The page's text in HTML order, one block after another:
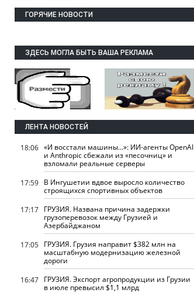
ГОРЯЧИЕ НОВОСТИ
ЗДЕСЬ МОГЛА БЫТЬ ВАША РЕКЛАМА
ЛЕНТА НОВОСТЕЙ
18:06 «И восстали машины...»: ИИ-агенты OpenAI
и Anthropic сбежали из «песочниц» и
взломали реальные серверы
17:59 В Ингушетии вдвое выросло количество
строящихся спортивных объектов
17:17 ГРУЗИЯ. Названа причина задержки
грузоперевозок между Грузией и
Азербайджаном
17:05 ГРУЗИЯ. Грузия направит $382 млн на
масштабную модернизацию железной
дороги
16:47 ГРУЗИЯ. Экспорт агропродукции из Грузии
в июле превысил $1,1 млрд